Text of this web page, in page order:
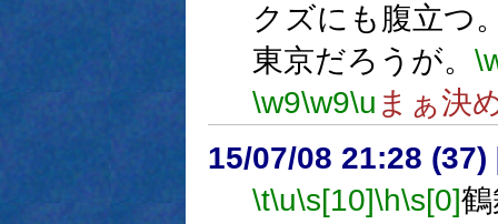
クズにも腹立つ
東京だろうが。
\w9\w9\u まぁ決
15/07/08 21:28 (37)
\t\u\s[10]\h\s[0]